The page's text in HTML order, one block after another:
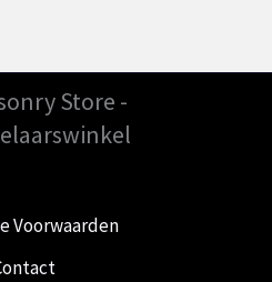
Store -
Voorwaarden